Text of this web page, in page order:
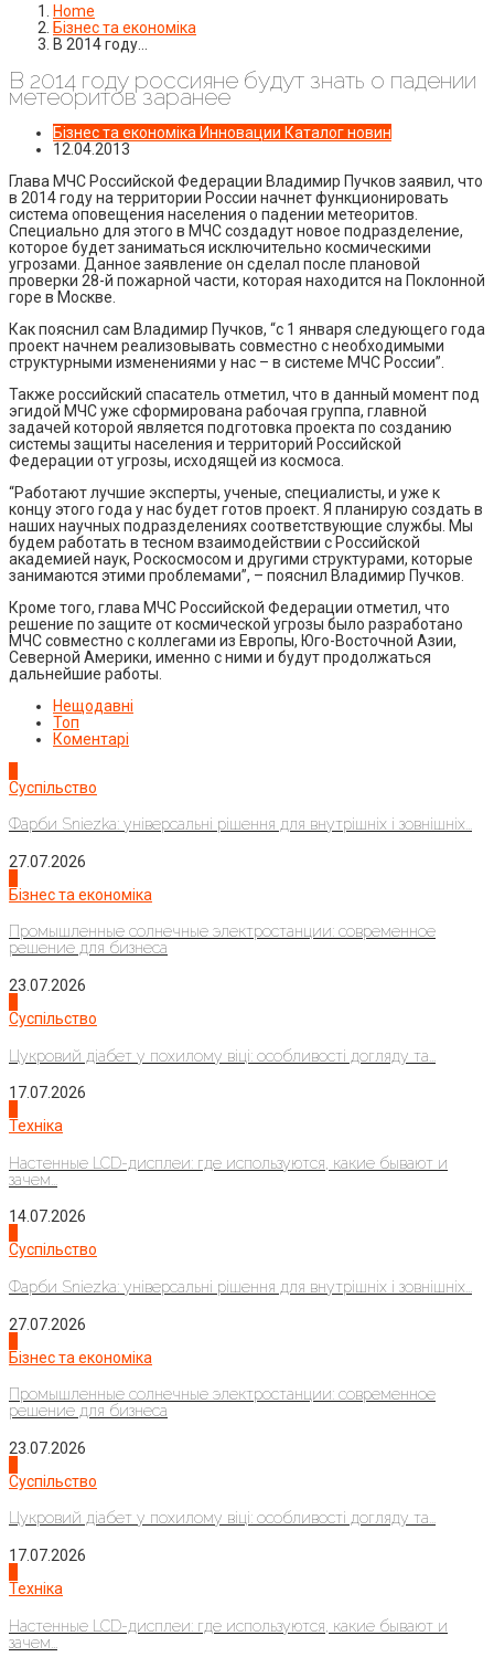
Home
Бізнес та економіка
В 2014 году…
В 2014 году россияне будут знать о падении
метеоритов заранее
Бізнес та економіка Инновации Каталог новин
12.04.2013
Глава МЧС Российской Федерации Владимир Пучков заявил, что
в 2014 году на территории России начнет функционировать
система оповещения населения о падении метеоритов.
Специально для этого в МЧС создадут новое подразделение,
которое будет заниматься исключительно космическими
угрозами. Данное заявление он сделал после плановой
проверки 28-й пожарной части, которая находится на Поклонной
горе в Москве.
Как пояснил сам Владимир Пучков, “с 1 января следующего года
проект начнем реализовывать совместно с необходимыми
структурными изменениями у нас – в системе МЧС России”.
Также российский спасатель отметил, что в данный момент под
эгидой МЧС уже сформирована рабочая группа, главной
задачей которой является подготовка проекта по созданию
системы защиты населения и территорий Российской
Федерации от угрозы, исходящей из космоса.
“Работают лучшие эксперты, ученые, специалисты, и уже к
концу этого года у нас будет готов проект. Я планирую создать в
наших научных подразделениях соответствующие службы. Мы
будем работать в тесном взаимодействии с Российской
академией наук, Роскосмосом и другими структурами, которые
занимаются этими проблемами”, – пояснил Владимир Пучков.
Кроме того, глава МЧС Российской Федерации отметил, что
решение по защите от космической угрозы было разработано
МЧС совместно с коллегами из Европы, Юго-Восточной Азии,
Северной Америки, именно с ними и будут продолжаться
дальнейшие работы.
Нещодавні
Топ
Коментарі
Суспільство
Фарби Sniezka: універсальні рішення для внутрішніх і зовнішніх...
27.07.2026
Бізнес та економіка
Промышленные солнечные электростанции: современное
решение для бизнеса
23.07.2026
Суспільство
Цукровий діабет у похилому віці: особливості догляду та...
17.07.2026
Техніка
Настенные LCD-дисплеи: где используются, какие бывают и
зачем...
14.07.2026
Суспільство
Фарби Sniezka: універсальні рішення для внутрішніх і зовнішніх...
27.07.2026
Бізнес та економіка
Промышленные солнечные электростанции: современное
решение для бизнеса
23.07.2026
Суспільство
Цукровий діабет у похилому віці: особливості догляду та...
17.07.2026
Техніка
Настенные LCD-дисплеи: где используются, какие бывают и
зачем...